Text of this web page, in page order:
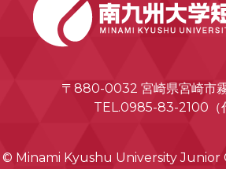
〒880-0032 宮崎県宮崎市
TEL.0985-83-2100（
© Minami Kyushu University Junior